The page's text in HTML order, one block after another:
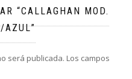
“CALLAGHAN MOD.
AZUL”
será publicada. Los campos